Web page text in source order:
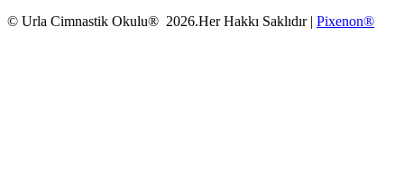
© Urla Cimnastik Okulu® 2026.Her Hakkı Saklıdır | Pixenon®